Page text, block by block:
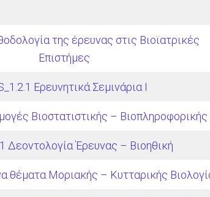
της έρευνας στις Βιοϊατρικές
Επιστήμες
Ερευνητικά Σεμινάρια Ι
Βιοστατιστικής – Βιοπληροφορικής
Δεοντολογία Έρευνας – Βιοηθική
θέματα Μοριακής – Κυτταρικής